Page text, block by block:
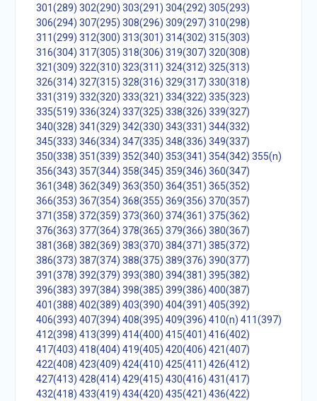
301(289) 302(290) 303(291) 304(292) 305(293)
306(294) 307(295) 308(296) 309(297) 310(298)
311(299) 312(300) 313(301) 314(302) 315(303)
316(304) 317(305) 318(306) 319(307) 320(308)
321(309) 322(310) 323(311) 324(312) 325(313)
326(314) 327(315) 328(316) 329(317) 330(318)
331(319) 332(320) 333(321) 334(322) 335(323)
335(519) 336(324) 337(325) 338(326) 339(327)
340(328) 341(329) 342(330) 343(331) 344(332)
345(333) 346(334) 347(335) 348(336) 349(337)
350(338) 351(339) 352(340) 353(341) 354(342) 355(n)
356(343) 357(344) 358(345) 359(346) 360(347)
361(348) 362(349) 363(350) 364(351) 365(352)
366(353) 367(354) 368(355) 369(356) 370(357)
371(358) 372(359) 373(360) 374(361) 375(362)
376(363) 377(364) 378(365) 379(366) 380(367)
381(368) 382(369) 383(370) 384(371) 385(372)
386(373) 387(374) 388(375) 389(376) 390(377)
391(378) 392(379) 393(380) 394(381) 395(382)
396(383) 397(384) 398(385) 399(386) 400(387)
401(388) 402(389) 403(390) 404(391) 405(392)
406(393) 407(394) 408(395) 409(396) 410(n) 411(397)
412(398) 413(399) 414(400) 415(401) 416(402)
417(403) 418(404) 419(405) 420(406) 421(407)
422(408) 423(409) 424(410) 425(411) 426(412)
427(413) 428(414) 429(415) 430(416) 431(417)
432(418) 433(419) 434(420) 435(421) 436(422)